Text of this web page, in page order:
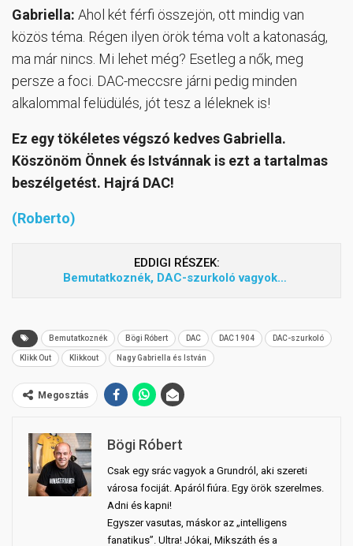
Gabriella: Ahol két férfi összejön, ott mindig van
közös téma. Régen ilyen örök téma volt a katonaság,
ma már nincs. Mi lehet még? Esetleg a nők, meg
persze a foci. DAC-meccsre járni pedig minden
alkalommal felüdülés, jót tesz a léleknek is!
Ez egy tökéletes végszó kedves Gabriella.
Köszönöm Önnek és Istvánnak is ezt a tartalmas
beszélgetést. Hajrá DAC!
(Roberto)
EDDIGI RÉSZEK:
Bemutatkoznék, DAC-szurkoló vagyok…
Bemutatkoznék Bögi Róbert DAC DAC 1904 DAC-szurkoló
Klikk Out Klikkout Nagy Gabriella és István
Megosztás
Bögi Róbert
Csak egy srác vagyok a Grundról, aki szereti
városa fociját. Apáról fiúra. Egy örök szerelmes.
Adni és kapni!
Egyszer vasutas, máskor az „intelligens
fanatikus”. Ultra! Jókai, Mikszáth és a